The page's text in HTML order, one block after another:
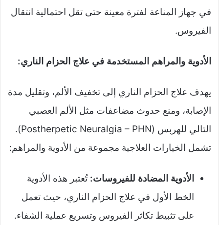
في جهاز المناعة لفترة معينة حتى تقل احتمالية انتقال
الفيروس.
الأدوية والمراهم المستخدمة في علاج الحزام الناري:
يهدف علاج الحزام الناري إلى تخفيف الألم، وتقليل مدة
الإصابة، ومنع حدوث مضاعفات مثل الألم العصبي
التالي للهربس (Postherpetic Neuralgia – PHN).
تشمل الخيارات العلاجية مجموعة من الأدوية والمراهم:
الأدوية المضادة للفيروسات: تُعتبر هذه الأدوية
الخط الأول في علاج الحزام الناري، حيث تعمل
على تثبيط تكاثر الفيروس وتسريع عملية الشفاء.